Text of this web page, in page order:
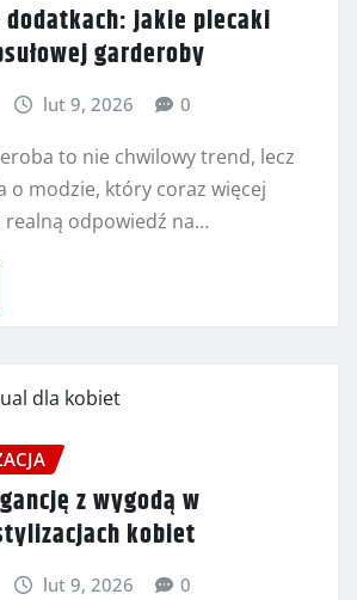
jakie plecaki
garderoby
lut 9, 2026 0
to nie chwilowy trend, lecz
o modzie, który coraz więcej
realną odpowiedź na…
z wygodą w
kobiet
lut 9, 2026 0